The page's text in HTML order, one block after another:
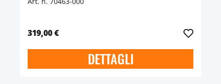
319,00 €
DETTAGLI